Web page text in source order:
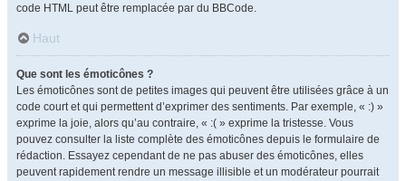
code HTML peut être remplacée par du BBCode.
Haut
Que sont les émoticônes ?
Les émoticônes sont de petites images qui peuvent être utilisées grâce à un
code court et qui permettent d’exprimer des sentiments. Par exemple, « :) »
exprime la joie, alors qu’au contraire, « :( » exprime la tristesse. Vous
pouvez consulter la liste complète des émoticônes depuis le formulaire de
rédaction. Essayez cependant de ne pas abuser des émoticônes, elles
peuvent rapidement rendre un message illisible et un modérateur pourrait